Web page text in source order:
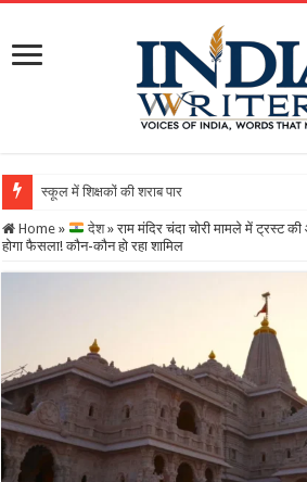
स्कूल में शिक्षकों की शराब पार्टी का वीडियो वायरल,
Home » देश » राम मंदिर चंदा चोरी मामले में ट्रस्ट
होगा फैसला! कौन-कौन हो रहा शामिल